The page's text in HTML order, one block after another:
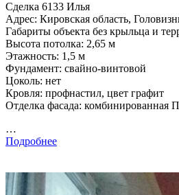
Сделка 6133 Илья
Адрес: Кировская область,
Габариты объекта без крыльца и
Высота потолка: 2,65 м
Этажность: 1,5 м
Фундамент: свайно-винтовой
Цоколь: нет
Кровля: профнастил, цвет графит
Отделка фасада: комбинированная
…
Подробнее